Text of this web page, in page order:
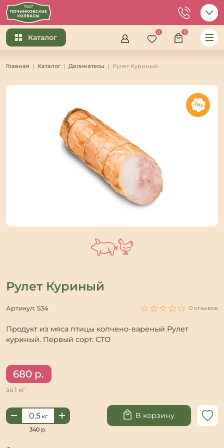
Каталог
0 0
Главная Каталог Деликатесы Рулет Куриный
Рулет Куриный
Артикул: 534 0 отзывов
Продукт из мяса птицы копчено-вареный Рулет
куриный. Первый сорт. СТО
680 р.
за 1 кг
Количество
товара
кг
340 р.
В корзину